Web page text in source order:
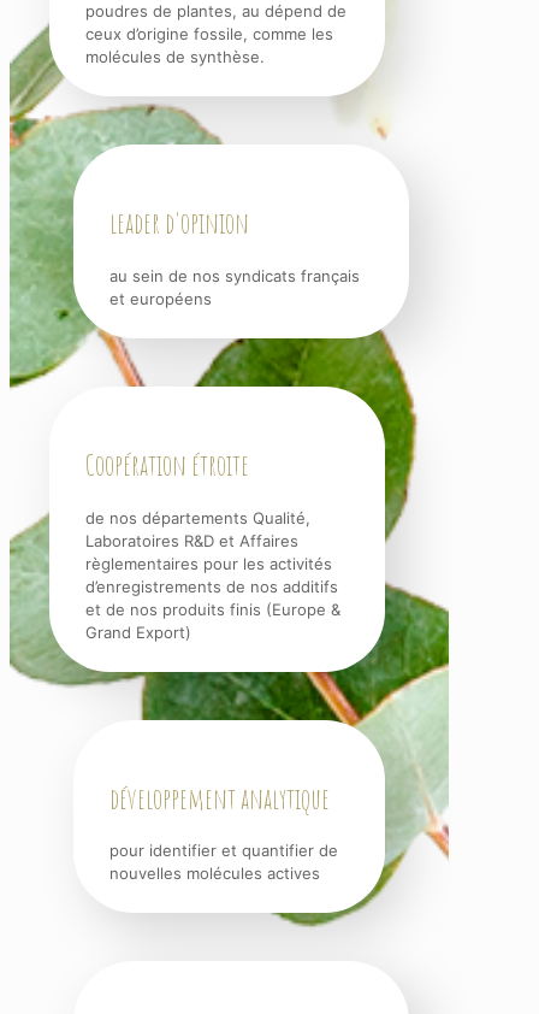
poudres de plantes, au dépend de
ceux d’origine fossile, comme les
molécules de synthèse.
leader d'opinion
au sein de nos syndicats français
et européens
Coopération étroite
de nos départements Qualité,
Laboratoires R&D et Affaires
règlementaires pour les activités
d’enregistrements de nos additifs
et de nos produits finis (Europe &
Grand Export)
développement analytique
pour identifier et quantifier de
nouvelles molécules actives